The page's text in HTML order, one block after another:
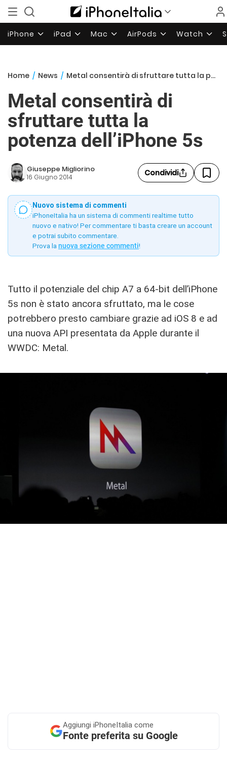
iPhone iPad Mac AirPods Watch
Home / News / Metal consentirà di sfruttare tutta la potenza dell’iPhone 5s
Metal consentirà di
sfruttare tutta la
potenza dell’iPhone 5s
Giuseppe Migliorino
16 Giugno 2014 Condividi
Nuovo sistema di commenti
iPhoneItalia ha un sistema di commenti realtime tutto
nuovo e nativo! Per commentare ti basta creare un account
e potrai subito commentare.
Prova la nuova sezione commenti!
Tutto il potenziale del chip A7 a 64-bit dell’iPhone
5s non è stato ancora sfruttato, ma le cose
potrebbero presto cambiare grazie ad iOS 8 e ad
una nuova API presentata da Apple durante il
WWDC: Metal.
Aggiungi iPhoneItalia come
Fonte preferita su Google